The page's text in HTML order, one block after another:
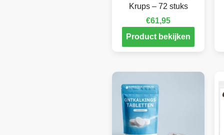
Krups – 72 stuks
€61,95
Product bekijken